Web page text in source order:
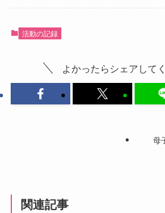
活動の記録
よかったらシェアして
母
関連記事